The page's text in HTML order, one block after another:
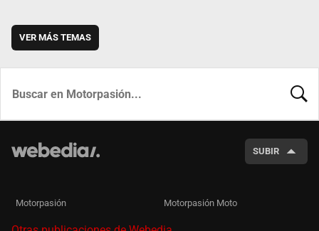
VER MÁS TEMAS
SUBIR
Motorpasión Motorpasión Moto